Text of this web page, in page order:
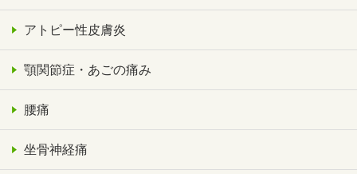
アトピー性皮膚炎
顎関節症・あごの痛み
腰痛
坐骨神経痛